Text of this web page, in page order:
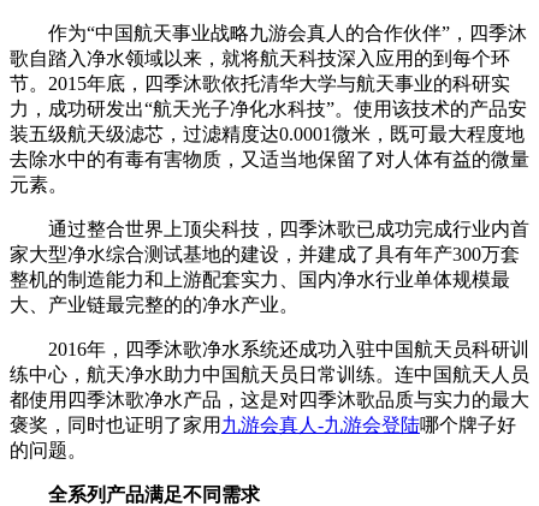
作为“中国航天事业战略九游会真人的合作伙伴”，四季沐
歌自踏入净水领域以来，就将航天科技深入应用的到每个环
节。2015年底，四季沐歌依托清华大学与航天事业的科研实
力，成功研发出“航天光子净化水科技”。使用该技术的产品安
装五级航天级滤芯，过滤精度达0.0001微米，既可最大程度地
去除水中的有毒有害物质，又适当地保留了对人体有益的微量
元素。
通过整合世界上顶尖科技，四季沐歌已成功完成行业内首
家大型净水综合测试基地的建设，并建成了具有年产300万套
整机的制造能力和上游配套实力、国内净水行业单体规模最
大、产业链最完整的的净水产业。
2016年，四季沐歌净水系统还成功入驻中国航天员科研训
练中心，航天净水助力中国航天员日常训练。连中国航天人员
都使用四季沐歌净水产品，这是对四季沐歌品质与实力的最大
褒奖，同时也证明了家用 九游会真人-九游会登陆哪个牌子好
的问题。
全系列产品满足不同需求